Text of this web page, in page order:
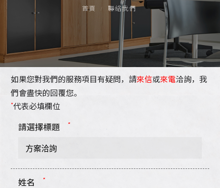
首頁 聯絡我們
如果您對我們的服務項目有疑問，請來信或來電洽詢，我
們會盡快的回覆您。
*代表必填欄位
請選擇標題
姓名